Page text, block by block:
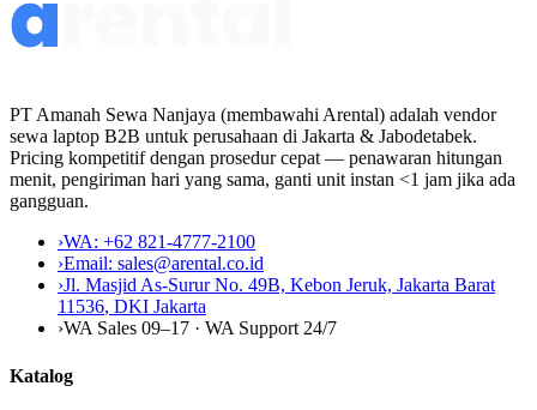
PT Amanah Sewa Nanjaya (membawahi Arental) adalah vendor
sewa laptop B2B untuk perusahaan di Jakarta & Jabodetabek.
Pricing kompetitif dengan prosedur cepat — penawaran hitungan
menit, pengiriman hari yang sama, ganti unit instan <1 jam jika ada
gangguan.
›WA: +62 821-4777-2100
›Email: sales@arental.co.id
›Jl. Masjid As-Surur No. 49B, Kebon Jeruk, Jakarta Barat
11536, DKI Jakarta
›WA Sales 09–17 · WA Support 24/7
Katalog